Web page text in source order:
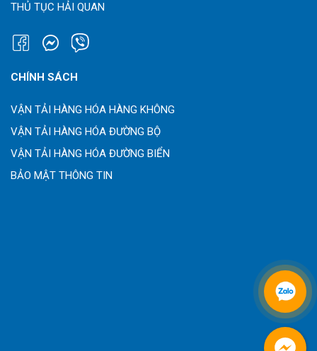
THỦ TỤC HẢI QUAN
CHÍNH SÁCH
VẬN TẢI HÀNG HÓA HÀNG KHÔNG
VẬN TẢI HÀNG HÓA ĐƯỜNG BỘ
VẬN TẢI HÀNG HÓA ĐƯỜNG BIỂN
BẢO MẬT THÔNG TIN